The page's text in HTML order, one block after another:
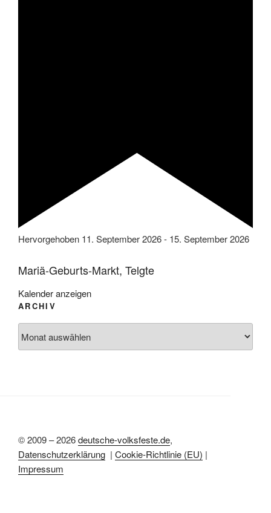
Hervorgehoben 11. September 2026- 15. September 2026
Mariä-Geburts-Markt, Telgte
Kalender anzeigen
ARCHIV
© 2009 – 2026deutsche-volksfeste.de,
Datenschutzerklärung | Cookie-Richtlinie (EU) |
Impressum